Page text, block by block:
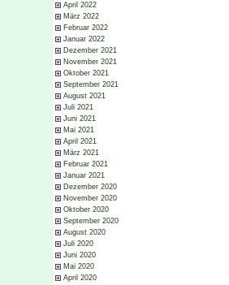
April 2022
März 2022
Februar 2022
Januar 2022
Dezember 2021
November 2021
Oktober 2021
September 2021
August 2021
Juli 2021
Juni 2021
Mai 2021
April 2021
März 2021
Februar 2021
Januar 2021
Dezember 2020
November 2020
Oktober 2020
September 2020
August 2020
Juli 2020
Juni 2020
Mai 2020
April 2020